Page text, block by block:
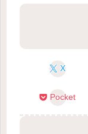
X
Pocket